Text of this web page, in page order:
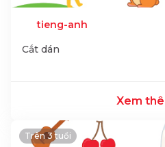
tieng-anh
Cắt dán
Xem
Trên 3 tuổi